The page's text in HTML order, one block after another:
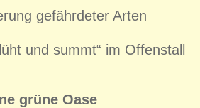
gefährdeter Arten
und summt“ im Offenstall
grüne Oase